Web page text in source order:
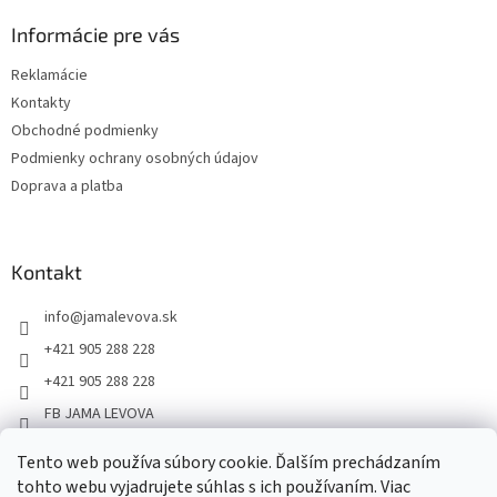
Tento web používa súbory cookie. Ďalším prechádzaním
tohto webu vyjadrujete súhlas s ich používaním. Viac
Informácie pre vás
Reklamácie
Kontakty
Obchodné podmienky
Podmienky ochrany osobných údajov
Doprava a platba
Kontakt
info@jamalevova.sk
+421 905 288 228
+421 905 288 228
FB JAMA LEVOVA
JamaLevova